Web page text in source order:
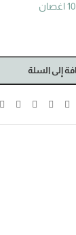
10 اغصان
إلى السلة